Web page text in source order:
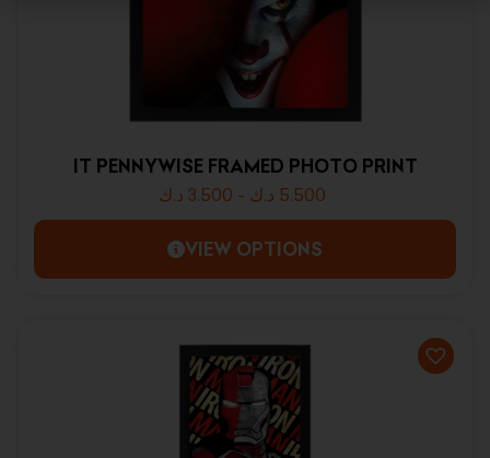
IT PENNYWISE FRAMED PHOTO PRINT
3.500 د.ك - 5.500 د.ك
VIEW OPTIONS